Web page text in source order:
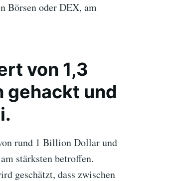
Börsen oder DEX, am
von 1,3
gehackt und
rund 1 Billion Dollar und
stärksten betroffen.
geschätzt, dass zwischen